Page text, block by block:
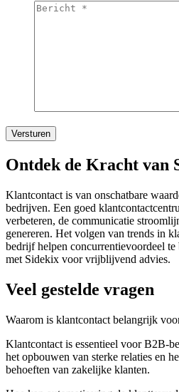
Versturen
Ontdek de Kracht van
Klantcontact is van onschatbare
bedrijven. Een goed
verbeteren, de communicatie
genereren. Het volgen van trends in
bedrijf helpen concurrentievoordeel
met Sidekix voor vrijblijvend advies.
Veel gestelde vragen
Waarom is klantcontact belangrijk
Klantcontact is essentieel voor B2B-
het opbouwen van sterke relaties en
behoeften van zakelijke klanten.